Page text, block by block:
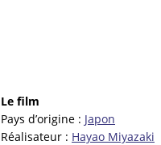
Le film
Pays d’origine : Japon
Réalisateur : Hayao Miyazaki